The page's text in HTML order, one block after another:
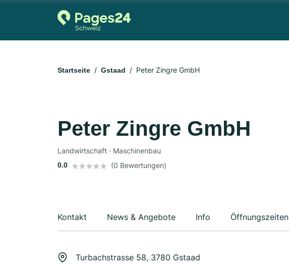
Startseite Gstaad Peter Zingre GmbH
Peter Zingre GmbH
Landwirtschaft · Maschinenbau
0.0 (0 Bewertungen)
Kontakt News & Angebote Info Öffnungszeiten
Turbachstrasse 58, 3780 Gstaad